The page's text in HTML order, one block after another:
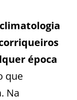
época
que
Na